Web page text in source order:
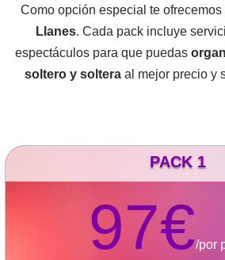
Como opción especial te
Llanes. Cada pack incluye
espectáculos para que puedas
soltero y soltera al mejor precio y
PACK 1
97€/por